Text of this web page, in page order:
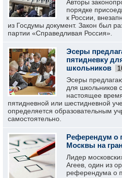
Авторы
порядке
к России,
из Госдумы документ. Закон был
партии «Справедливая Россия».
Эсеры
пятидневку
школьников
Эсеры
для школьников
настоящее
пятидневной или шестидневной
определяется образовательным
самостоятельно.
Референдум о
Москвы на
Лидер
Агеев, один из
референдума о